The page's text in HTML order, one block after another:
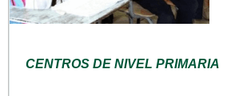
CENTROS DE NIVEL PRIMARIA